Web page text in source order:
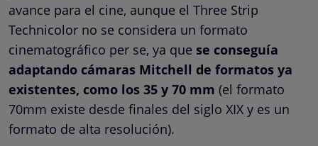
avance para el cine, aunque el Three Strip
Technicolor no se considera un formato
cinematográfico per se, ya que se conseguía
adaptando cámaras Mitchell de formatos ya
existentes, como los 35 y 70 mm (el formato
70mm existe desde finales del siglo XIX y es un
formato de alta resolución).